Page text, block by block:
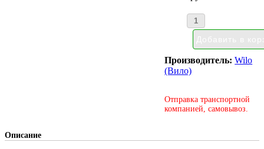
Производитель:Wilo
(Вило)
Отправка транспортной
компанией, самовывоз.
Описание